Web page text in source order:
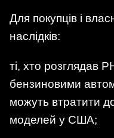
Для покупців і
наслідків:
ті, хто розглядав
бензиновими
можуть втратити
моделей у США;